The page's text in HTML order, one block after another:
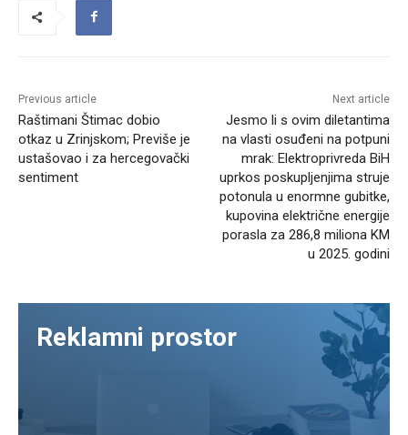
Previous article
Raštimani Štimac dobio
otkaz u Zrinjskom; Previše je
ustašovao i za hercegovački
sentiment
Next article
Jesmo li s ovim diletantima
na vlasti osuđeni na potpuni
mrak: Elektroprivreda BiH
uprkos poskupljenjima struje
potonula u enormne gubitke,
kupovina električne energije
porasla za 286,8 miliona KM
u 2025. godini
Reklamni prostor